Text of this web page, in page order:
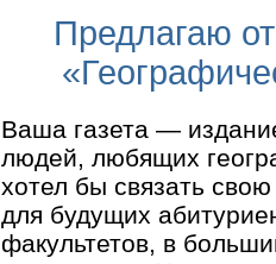
Предлагаю
Ваша газета —
людей, любящих
хотел бы связать
для будущих
факультетов, в